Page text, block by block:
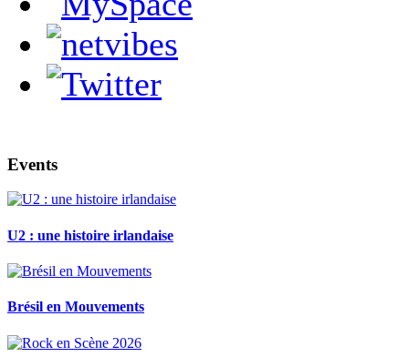
Events
U2 : une histoire irlandaise
Brésil en Mouvements